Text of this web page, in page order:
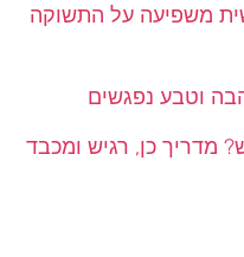
משפיעה על התשוקה
וטבע נפגשים
מדריך כן, רגיש ומכבד